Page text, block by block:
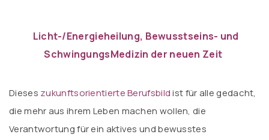
Licht-/Energieheilung, Bewusstseins- und
SchwingungsMedizin der neuen Zeit
Dieses zukunftsorientierte Berufsbildist für alle gedacht,
die mehr aus ihrem Leben machen wollen, die
Verantwortung für ein aktives und bewusstes